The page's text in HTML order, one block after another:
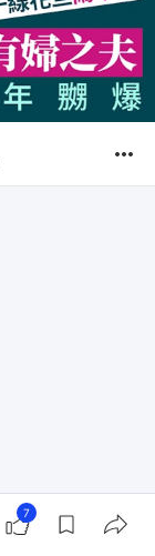
入行以來憑藉
7